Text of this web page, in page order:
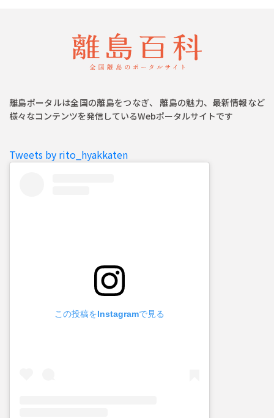
離島ポータルは全国の離島をつなぎ、 離島の魅力、最新情報など
様々なコンテンツを発信しているWebポータルサイトです
Tweets by rito_hyakkaten
この投稿をInstagramで見る